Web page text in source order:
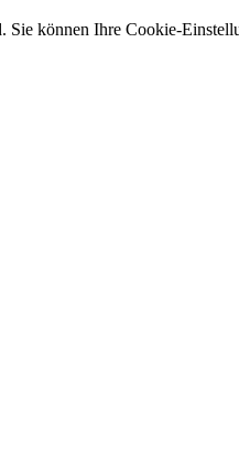
können Ihre Cookie-